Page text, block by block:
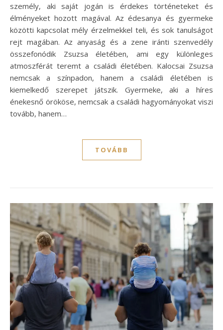
személy, aki saját jogán is érdekes történeteket és
élményeket hozott magával. Az édesanya és gyermeke
közötti kapcsolat mély érzelmekkel teli, és sok tanulságot
rejt magában. Az anyaság és a zene iránti szenvedély
összefonódik Zsuzsa életében, ami egy különleges
atmoszférát teremt a családi életében. Kalocsai Zsuzsa
nemcsak a színpadon, hanem a családi életében is
kiemelkedő szerepet játszik. Gyermeke, aki a híres
énekesnő örököse, nemcsak a családi hagyományokat viszi
tovább, hanem…
TOVÁBB